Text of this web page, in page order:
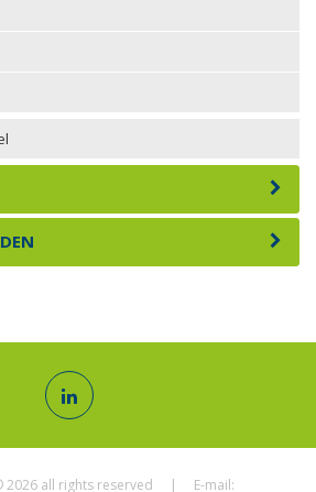
2026 all rights reserved | E-mail: